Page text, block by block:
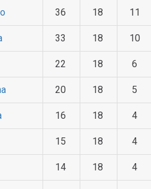
36 18 11
33 18 10
22 18 6
20 18 5
16 18 4
15 18 4
14 18 4